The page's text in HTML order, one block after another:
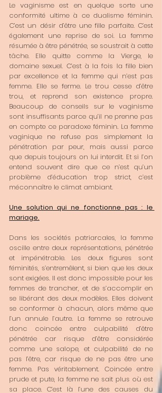
Le vaginisme est en quelque sorte une
conformité ultime à ce dualisme féminin.
C’est un désir d’être une fille parfaite. C’est
également une reprise de soi. La femme
résumée à être pénétrée, se soustrait à cette
tâche. Elle quitte comme la Vierge, le
domaine sexuel. C’est à la fois la fille bien
par excellence et la femme qui n’est pas
femme. Elle se ferme. Le trou cesse d’être
trou, et reprend son existence propre.
Beaucoup de conseils sur le vaginisme
sont insuffisants parce qu’il ne prenne pas
en compte ce paradoxe féminin. La femme
vaginique ne refuse pas simplement la
pénétration par peur, mais aussi parce
que depuis toujours on lui interdit. Et si l’on
entend souvent dire que ce n’est qu’un
problème d’éducation trop strict, c’est
méconnaître le climat ambiant.
Une solution qui ne fonctionne pas : le
mariage.
Dans les sociétés patriarcales, la femme
oscille entre deux représentations, pénétrée
et impénétrable. Les deux figures sont
féminités, s’entremêlent, si bien que les deux
sont exigées. Il est donc impossible pour les
femmes de trancher, et de s’accomplir en
se libérant des deux modèles. Elles doivent
se conformer à chacun, alors même que
l’un annule l’autre. La femme se retrouve
donc coincée entre culpabilité d’être
pénétrée car risque d’être considérée
comme une salope, et culpabilité de ne
pas l’être, car risque de ne pas être une
femme. Pas véritablement. Coincée entre
prude et pute, la femme ne sait plus où est
sa place. C’est là l’une des causes du